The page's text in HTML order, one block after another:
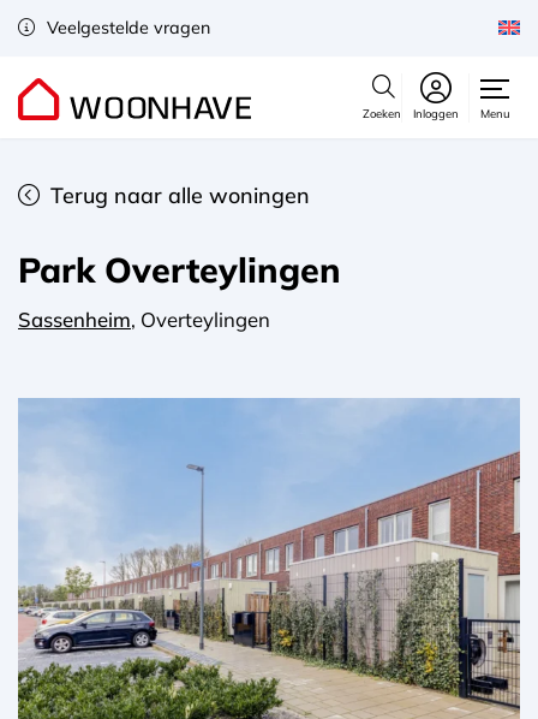
Veelgestelde vragen
Zoeken Inloggen Menu
Terug naar alle woningen
Park Overteylingen
Sassenheim, Overteylingen